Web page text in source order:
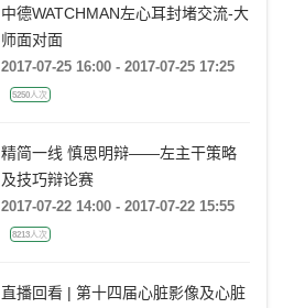
中德WATCHMAN左心耳封堵交流-大
师面对面
2017-07-25 16:00 - 2017-07-25 17:25
5250人次
精简一线 慎思明辩——左主干策略
及技巧辩论赛
2017-07-22 14:00 - 2017-07-22 15:55
8213人次
直播回看 | 第十四届心脏影像及心脏